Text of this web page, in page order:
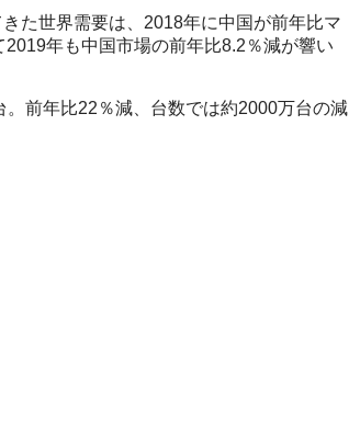
た世界需要は、2018年に中国が前年比マ
年も中国市場の前年比8.2％減が響い
前年比22％減、台数では約2000万台の減